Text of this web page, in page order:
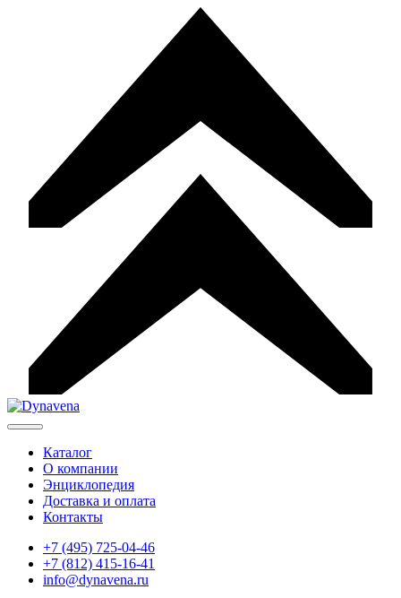
Каталог
О компании
Энциклопедия
Доставка и оплата
Контакты
+7 (495) 725-04-46
+7 (812) 415-16-41
info@dynavena.ru